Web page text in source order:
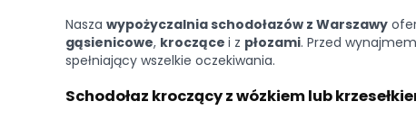
Nasza wypożyczalnia schodołazów z Warszawy
gąsienicowe, kroczące i z płozami. Przed
spełniający wszelkie oczekiwania.
Schodołaz kroczący z wózkiem lub